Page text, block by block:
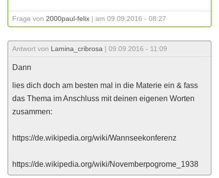
Frage von 2000paul-felix | am 09.09.2016 - 08:27
Antwort von Lamina_cribrosa | 09.09.2016 - 11:09
Dann
lies dich doch am besten mal in die Materie ein & fass
das Thema im Anschluss mit deinen eigenen Worten
zusammen:
https://de.wikipedia.org/wiki/Wannseekonferenz
https://de.wikipedia.org/wiki/Novemberpogrome_1938